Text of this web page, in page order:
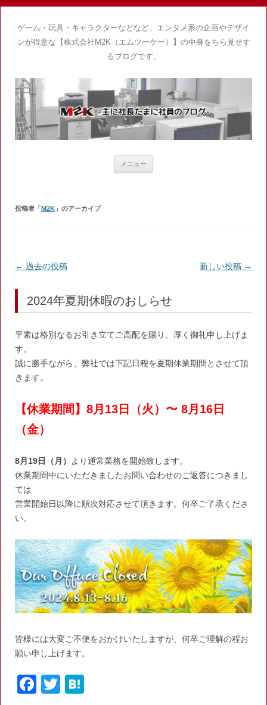
ゲーム・玩具・キャラクターなどなど、エンタメ系の企画やデザイ
ンが得意な【株式会社M2K（エムツーケー）】の中身をちら見せす
るブログです。
メニュー
投稿者「M2K 」のアーカイブ
投
ビ
ゲ
ー
シ
ョ
← 過去の投稿 新しい投稿 →
2024年夏期休暇のおしらせ
平素は格別なるお引き立てご高配を賜り、厚く御礼申し上げま
す。
誠に勝手ながら、弊社では下記日程を夏期休業期間とさせて頂
きます。
【休業期間】8月13日（火）〜 8月16日
（金）
8月 19日（月）
より通常業務を開始致します。
休業期間中にいただきましたお問い合わせのご返答につきまし
ては
営業開始日以降に順次対応させて頂きます。何卒ご了承くださ
い。
皆様には大変ご不便をおかけいたしますが、何卒ご理解の程お
願い申し上げます。
F
T